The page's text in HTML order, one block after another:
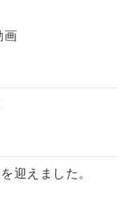
画
迎えました。